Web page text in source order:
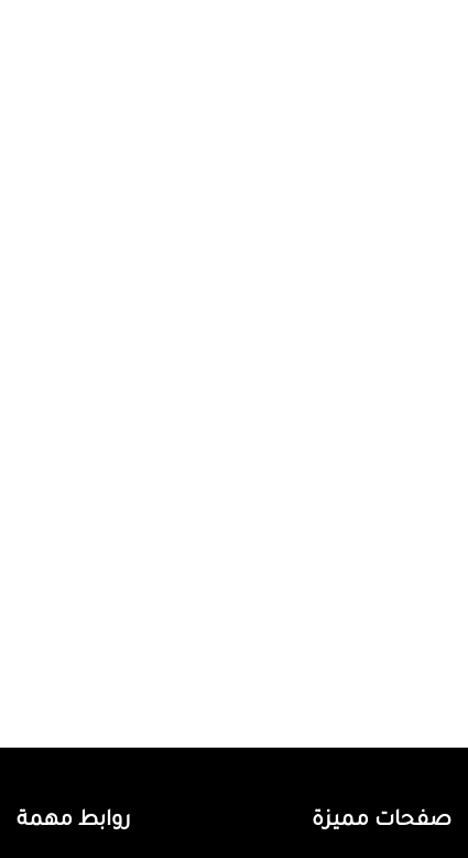
صفحات مميزة روابط مهمة